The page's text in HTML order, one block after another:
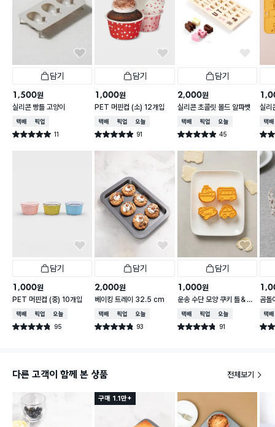
담기
1,500원
실리콘 빵틀 고양이
택배배송매장픽업
별점 5.0점 11
건 작성
담기
1,000원
PET 머핀컵 (소) 12개입
택배배송매장픽업오늘배송
별점 4.9점 91
건 작성
담기
2,000원
실리콘 초콜릿 몰드 알파벳
택배배송매장픽업오늘배송
별점 4.9점 45
건 작성
실리
숫자
택배
별점
담기
1,000원
PET 머핀컵 (중) 10개입
택배배송매장픽업오늘배송
별점 4.8점 95
건 작성
담기
2,000원
베이킹 트레이 32.5 cm
택배배송매장픽업오늘배송
별점 4.8점 93
건 작성
담기
1,000원
운송 수단 모양 쿠키 틀＆스
탬프 세트
택배배송매장픽업오늘배송
별점 4.8점 91
건 작성
곰
cm
택배
별점
다른 고객이 함께 본 상품 전체보기
구매 1.1만+